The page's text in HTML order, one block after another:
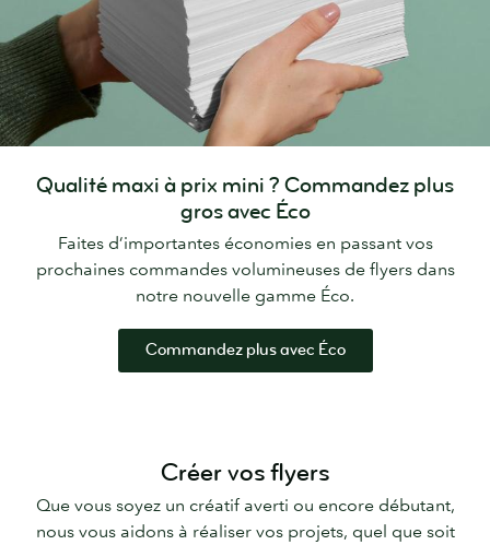
Qualité maxi à prix mini ? Commandez plus
gros avec Éco
Faites d’importantes économies en passant vos
prochaines commandes volumineuses de flyers dans
notre nouvelle gamme Éco.
Commandez plus avec Éco
Créer vos flyers
Que vous soyez un créatif averti ou encore débutant,
nous vous aidons à réaliser vos projets, quel que soit